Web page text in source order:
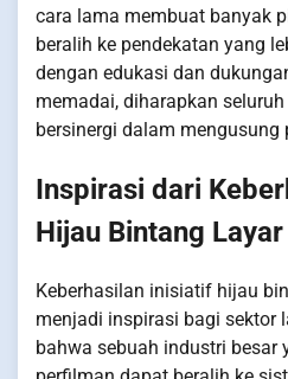
cara lama membuat banyak
beralih ke pendekatan yang
dengan edukasi dan
memadai, diharapkan
bersinergi dalam mengusung
Inspirasi dari
Hijau Bintang
Keberhasilan inisiatif hijau
menjadi inspirasi bagi sektor
bahwa sebuah industri besar